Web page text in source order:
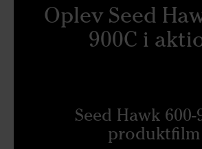
Oplev Seed
900C i
Seed Hawk 600-
produktfilm